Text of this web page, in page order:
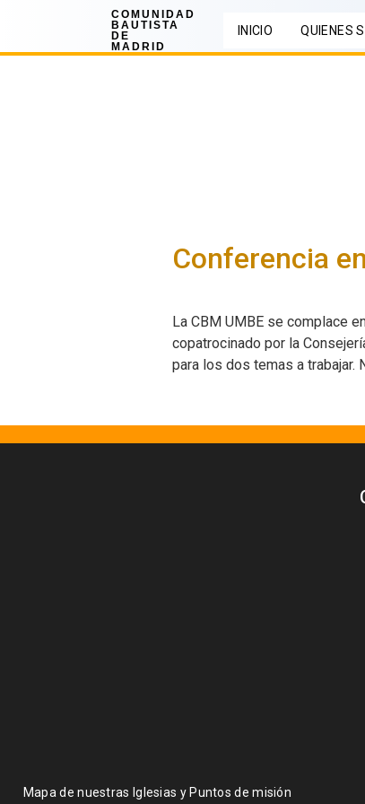
COMUNIDAD
BAUTISTA
DE
MADRID
INICIO QUIENES
Conferencia
La CBM UMBE se complace
copatrocinado por la
para los dos temas a trabajar.
Mapa de nuestras Iglesias y Puntos de misión